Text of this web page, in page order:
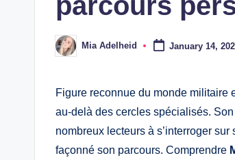
Posted
by
Mia Adelheid January 14,
Figure reconnue du monde militaire
au-delà des cercles spécialisés.
nombreux lecteurs à s’interroger
façonné son parcours. Comprendre